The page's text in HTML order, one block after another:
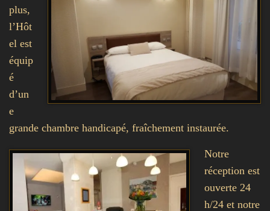
plus,
l’Hôt
el est
équip
é
d’un
e
grande chambre handicapé, fraîchement instaurée.
Notre
réception est
ouverte 24
h/24 et notre